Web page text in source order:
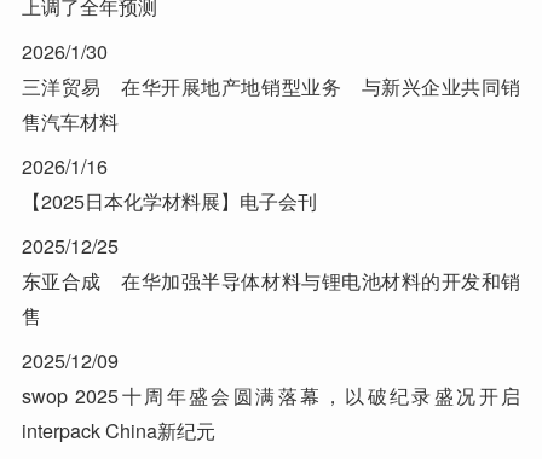
上调了全年预测
2026/1/30
三洋贸易 在华开展地产地销型业务 与新兴企业共同销
售汽车材料
2026/1/16
【2025日本化学材料展】电子会刊
2025/12/25
东亚合成 在华加强半导体材料与锂电池材料的开发和销
售
2025/12/09
swop 2025十周年盛会圆满落幕，以破纪录盛况开启
interpack China新纪元